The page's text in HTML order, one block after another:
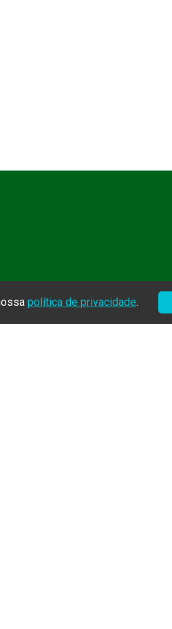
política de privacidade.